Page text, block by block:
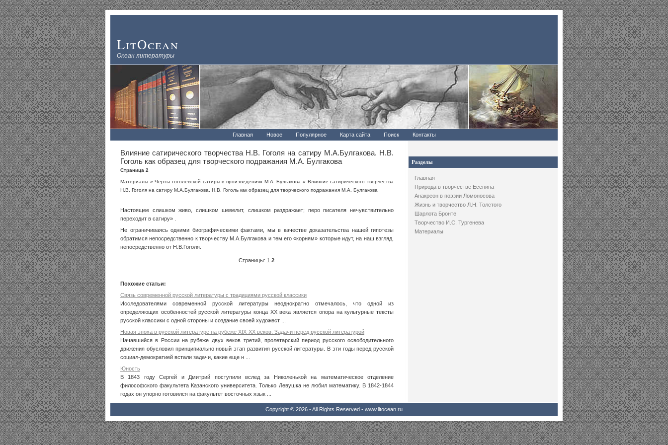
LitOcean
Океан литературы
Главная Новое Популярное Карта сайта Поиск Контакты
Разделы
Главная
Природа в творчестве Есенина
Анакреон в поэзии Ломоносова
Жизнь и творчество Л.Н. Толстого
Шарлота Бронте
Творчество И.С. Тургенева
Материалы
Влияние сатирического творчества Н.В. Гоголя на сатиру М.А.Булгакова. Н.В.
Гоголь как образец для творческого подражания М.А. Булгакова
Страница 2
Материалы »Черты гоголевской сатиры в произведениях М.А. Булгакова » Влияние сатирического творчества
Н.В. Гоголя на сатиру М.А.Булгакова. Н.В. Гоголь как образец для творческого подражания М.А. Булгакова
Настоящее слишком живо, слишком шевелит, слишком раздражает; перо писателя нечувствительно
переходит в сатиру» .
Не ограничиваясь одними биографическими фактами, мы в качестве доказательства нашей гипотезы
обратимся непосредственно к творчеству М.А.Булгакова и тем его «корням» которые идут, на наш взгляд,
непосредственно от Н.В.Гоголя.
Страницы: 1 2
Похожие статьи:
Связь современной русской литературы с традициями русской классики
Исследователями современной русской литературы неоднократно отмечалось, что одной из
определяющих особенностей русской литературы конца XX века является опора на культурные тексты
русской классики с одной стороны и создание своей художест ...
Новая эпоха в русской литературе на рубеже XIX-XX веков. Задачи перед русской литературой
Начавшийся в России на рубеже двух веков третий, пролетарский период русского освободительного
движения обусловил принципиально новый этап развития русской литературы. В эти годы перед русской
социал-демократией встали задачи, какие еще н ...
Юность
В 1843 году Сергей и Дмитрий поступили вслед за Николенькой на математическое отделение
философского факультета Казанского университета. Только Левушка не любил математику. В 1842-1844
годах он упорно готовился на факультет восточных язык ...
Copyright © 2026 - All Rights Reserved - www.litocean.ru